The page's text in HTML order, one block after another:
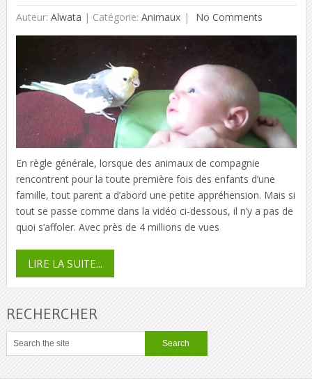
Auteur: Alwata | Catégorie: Animaux No Comments
En règle générale, lorsque des animaux de compagnie
rencontrent pour la toute première fois des enfants d’une
famille, tout parent a d’abord une petite appréhension. Mais si
tout se passe comme dans la vidéo ci-dessous, il n’y a pas de
quoi s’affoler. Avec près de 4 millions de vues
LIRE LA SUITE...
RECHERCHER